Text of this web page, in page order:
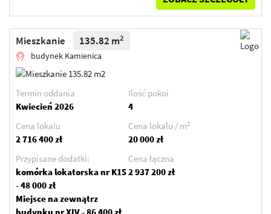
Mieszkanie 135.82 m2
budynek Kamienica
Termin oddania
Kwiecień 2026
Ilość pokoi
4
Cena lokalu
2 716 400 zł
Cena lokalu / m2
20 000 zł
Przypisane dodatki:
komórka lokatorska nr K15
- 48 000 zł
Miejsce na zewnątrz
Cena łączna
2 937 200 zł